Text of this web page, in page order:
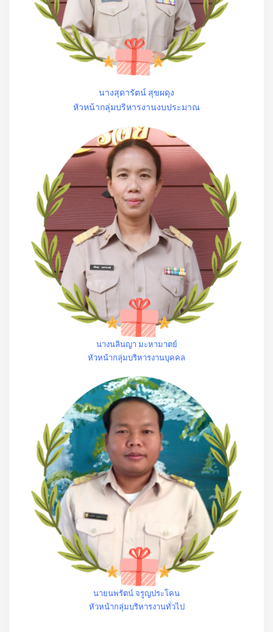
นางสุดารัตน์ สุขผดุง
หัวหน้ากลุ่มบริหารงานงบประมาณ
นางนลินญา มะหามาตย์
หัวหน้ากลุ่มบริหารงานบุคคล
นายนพรัตน์ จรูญประโคน
หัวหน้ากลุ่มบริหารงานทั่วไป